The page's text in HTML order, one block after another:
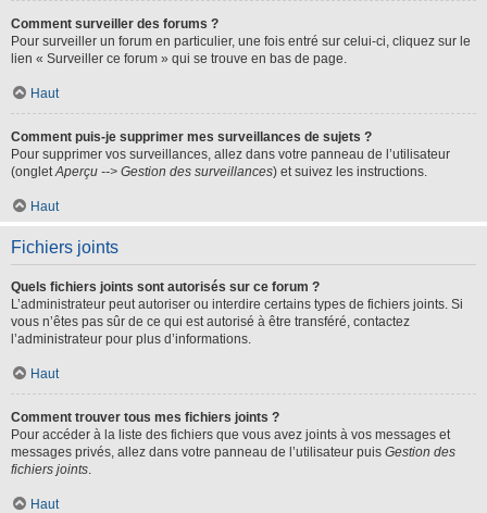
Comment surveiller des forums ?
Pour surveiller un forum en particulier, une fois entré sur celui-ci, cliquez sur le
lien « Surveiller ce forum » qui se trouve en bas de page.
Haut
Comment puis-je supprimer mes surveillances de sujets ?
Pour supprimer vos surveillances, allez dans votre panneau de l’utilisateur
(ongletAperçu --> Gestion des surveillances) et suivez les instructions.
Haut
Fichiers joints
Quels fichiers joints sont autorisés sur ce forum ?
L’administrateur peut autoriser ou interdire certains types de fichiers joints. Si
vous n’êtes pas sûr de ce qui est autorisé à être transféré, contactez
l’administrateur pour plus d’informations.
Haut
Comment trouver tous mes fichiers joints ?
Pour accéder à la liste des fichiers que vous avez joints à vos messages et
messages privés, allez dans votre panneau de l’utilisateur puis Gestion des
fichiers joints.
Haut